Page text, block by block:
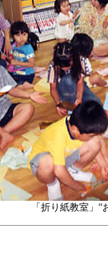
「折り紙教室」